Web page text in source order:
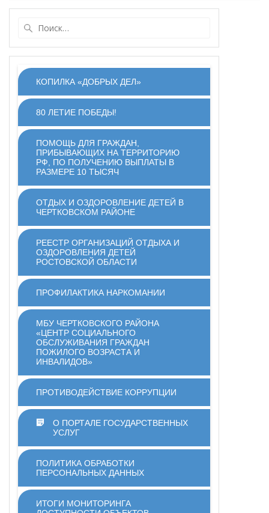
КОПИЛКА «ДОБРЫХ ДЕЛ»
80 ЛЕТИЕ ПОБЕДЫ!
ПОМОЩЬ ДЛЯ ГРАЖДАН,
ПРИБЫВАЮЩИХ НА ТЕРРИТОРИЮ
РФ, ПО ПОЛУЧЕНИЮ ВЫПЛАТЫ В
РАЗМЕРЕ 10 ТЫСЯЧ
ОТДЫХ И ОЗДОРОВЛЕНИЕ ДЕТЕЙ В
ЧЕРТКОВСКОМ РАЙОНЕ
РЕЕСТР ОРГАНИЗАЦИЙ ОТДЫХА И
ОЗДОРОВЛЕНИЯ ДЕТЕЙ
РОСТОВСКОЙ ОБЛАСТИ
ПРОФИЛАКТИКА НАРКОМАНИИ
МБУ ЧЕРТКОВСКОГО РАЙОНА
«ЦЕНТР СОЦИАЛЬНОГО
ОБСЛУЖИВАНИЯ ГРАЖДАН
ПОЖИЛОГО ВОЗРАСТА И
ИНВАЛИДОВ»
ПРОТИВОДЕЙСТВИЕ КОРРУПЦИИ
О ПОРТАЛЕ ГОСУДАРСТВЕННЫХ
УСЛУГ
ПОЛИТИКА ОБРАБОТКИ
ПЕРСОНАЛЬНЫХ ДАННЫХ
ИТОГИ МОНИТОРИНГА